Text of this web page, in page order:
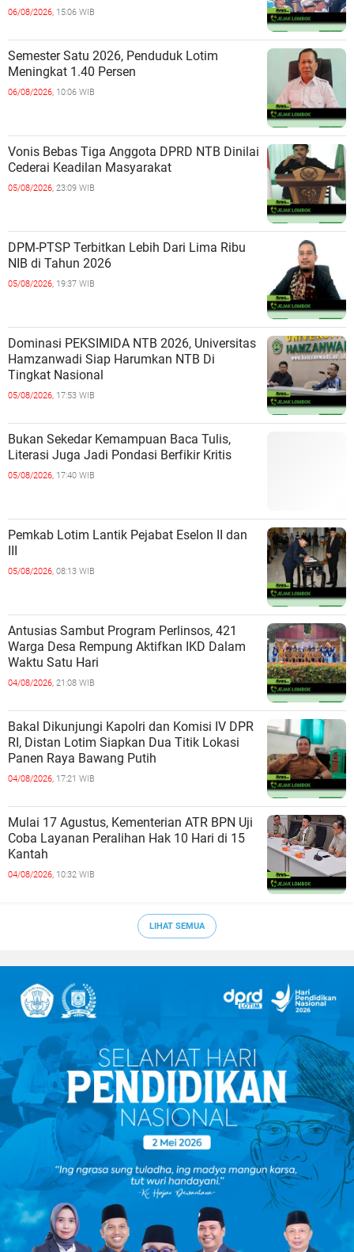
06/08/2026, 15:06 WIB
Semester Satu 2026, Penduduk Lotim
Meningkat 1.40 Persen
06/08/2026, 10:06 WIB
Vonis Bebas Tiga Anggota DPRD NTB Dinilai
Cederai Keadilan Masyarakat
05/08/2026, 23:09 WIB
DPM-PTSP Terbitkan Lebih Dari Lima Ribu
NIB di Tahun 2026
05/08/2026, 19:37 WIB
Dominasi PEKSIMIDA NTB 2026, Universitas
Hamzanwadi Siap Harumkan NTB Di
Tingkat Nasional
05/08/2026, 17:53 WIB
Bukan Sekedar Kemampuan Baca Tulis,
Literasi Juga Jadi Pondasi Berfikir Kritis
05/08/2026, 17:40 WIB
Pemkab Lotim Lantik Pejabat Eselon II dan
III
05/08/2026, 08:13 WIB
Antusias Sambut Program Perlinsos, 421
Warga Desa Rempung Aktifkan IKD Dalam
Waktu Satu Hari
04/08/2026, 21:08 WIB
Bakal Dikunjungi Kapolri dan Komisi IV DPR
RI, Distan Lotim Siapkan Dua Titik Lokasi
Panen Raya Bawang Putih
04/08/2026, 17:21 WIB
Mulai 17 Agustus, Kementerian ATR BPN Uji
Coba Layanan Peralihan Hak 10 Hari di 15
Kantah
04/08/2026, 10:32 WIB
LIHAT SEMUA